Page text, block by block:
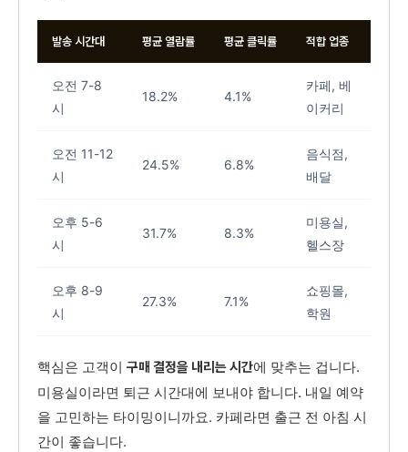
발송 시간대 평균 열람률 평균 클릭률 적합 업종
오전 7-8
시
18.2% 4.1%
카페, 베
이커리
오전 11-12
시
24.5% 6.8%
음식점,
배달
오후 5-6
시
31.7% 8.3%
미용실,
헬스장
오후 8-9
시
27.3% 7.1%
쇼핑몰,
학원
핵심은 고객이 구매 결정을 내리는 시간에 맞추는 겁니다.
미용실이라면 퇴근 시간대에 보내야 합니다. 내일 예약
을 고민하는 타이밍이니까요. 카페라면 출근 전 아침 시
간이 좋습니다.